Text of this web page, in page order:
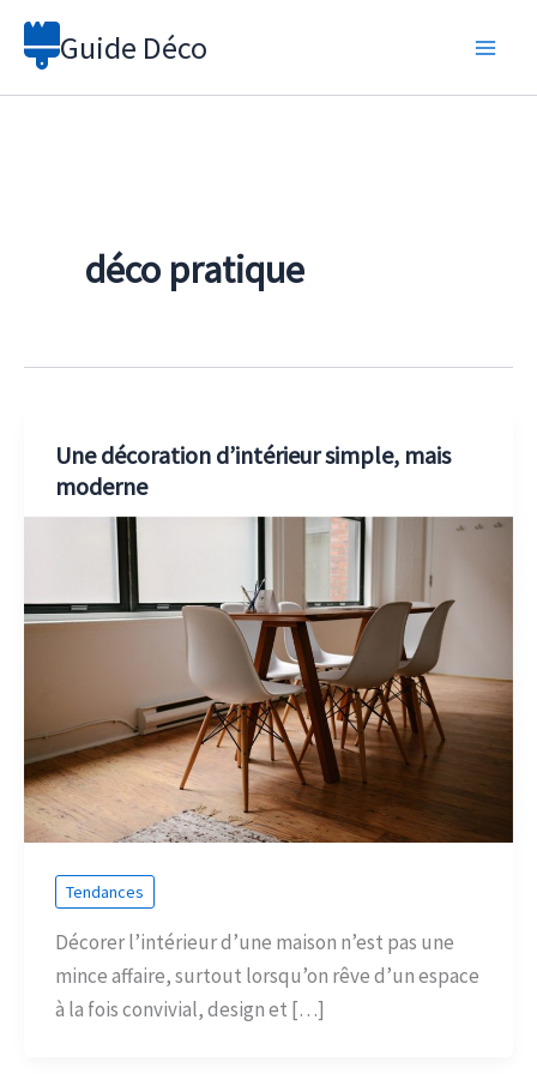
Aller
Guide Déco
déco pratique
Une décoration d’intérieur simple, mais
moderne
Tendances
Décorer l’intérieur d’une maison n’est pas une
mince affaire, surtout lorsqu’on rêve d’un espace
à la fois convivial, design et […]